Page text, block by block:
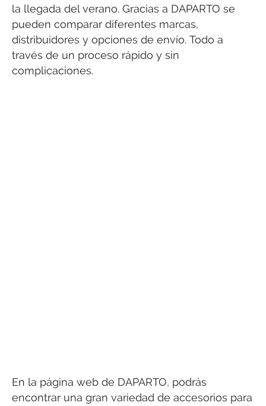
la llegada del verano. Gracias a DAPARTO se
pueden comparar diferentes marcas,
distribuidores y opciones de envío. Todo a
través de un proceso rápido y sin
complicaciones.
En la página web de DAPARTO, podrás
encontrar una gran variedad de accesorios para